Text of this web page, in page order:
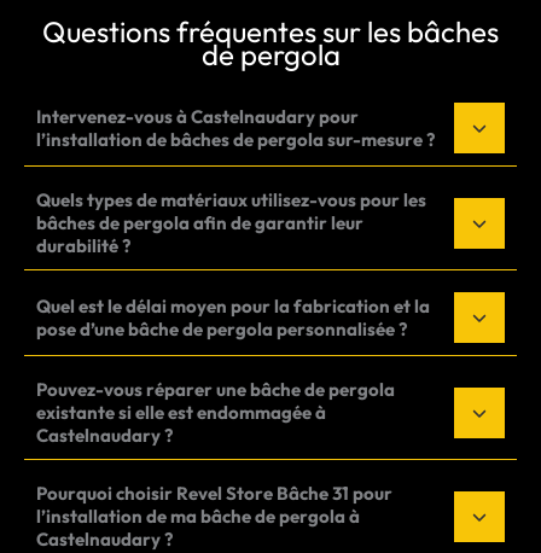
Questions fréquentes sur les bâches
de pergola
Intervenez-vous à Castelnaudary pour
l’installation de bâches de pergola sur-mesure ?
Quels types de matériaux utilisez-vous pour les
bâches de pergola afin de garantir leur
durabilité ?
Quel est le délai moyen pour la fabrication et la
pose d’une bâche de pergola personnalisée ?
Pouvez-vous réparer une bâche de pergola
existante si elle est endommagée à
Castelnaudary ?
Pourquoi choisir Revel Store Bâche 31 pour
l’installation de ma bâche de pergola à
Castelnaudary ?